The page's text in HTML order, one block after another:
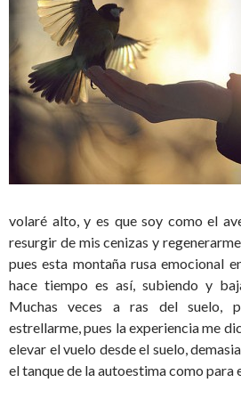
volaré alto, y es que soy como el
resurgir de mis cenizas y
pues esta montaña rusa emocional
hace tiempo es así, subiendo y
Muchas veces a ras del suelo,
estrellarme, pues la experiencia me
elevar el vuelo desde el suelo,
el tanque de la autoestima como para